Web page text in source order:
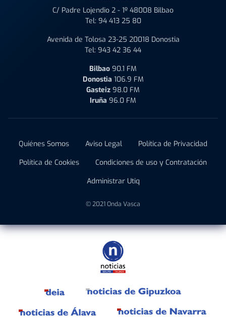
C/ Padre Lojendio 2 - 1º 48008 Bilbao
Tel: 94 413 25 80
Avenida de Tolosa 23-25 20018 Donostia
Tel: 943 42 36 44
Bilbao 90.1 FM
Donostia 106.9 FM
Gasteiz 98.0 FM
Iruña 96.0 FM
Quiénes Somos Aviso Legal
Política de Privacidad
Política de Cookies
Condiciones de uso y Contratación
Administrar Utiq
© 2021 Onda Vasca